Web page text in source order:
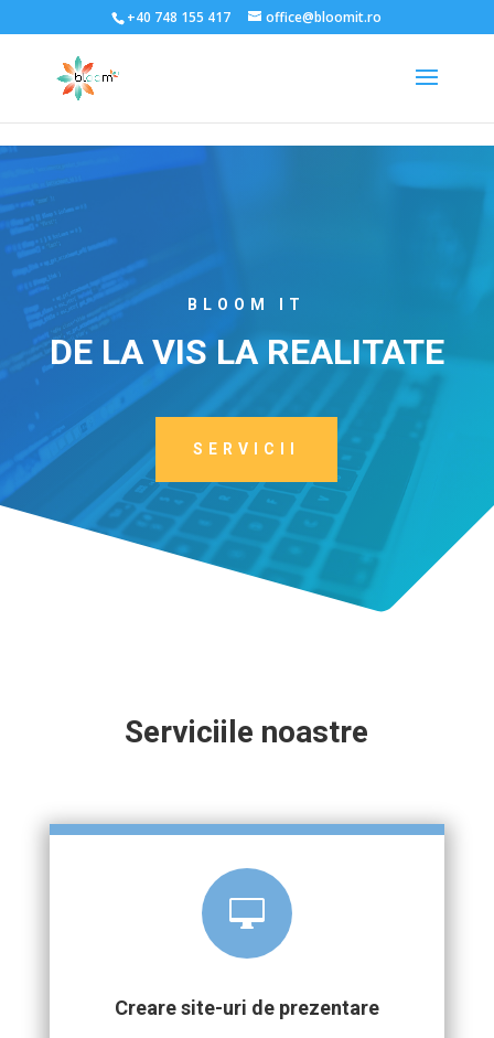
+40 748 155 417 office@bloomit.ro
BLOOM IT
DE LA VIS LA REALITATE
SERVICII
Serviciile noastre

Creare site-uri de prezentare